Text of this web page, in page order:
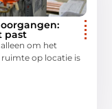
past
om het
op locatie is